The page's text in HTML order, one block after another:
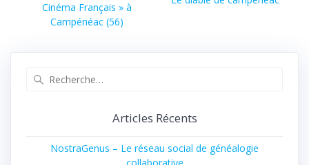
l’article
Cinéma Français » à
Campénéac (56)
Articles Récents
NostraGenus – Le réseau social de généalogie
collaborative